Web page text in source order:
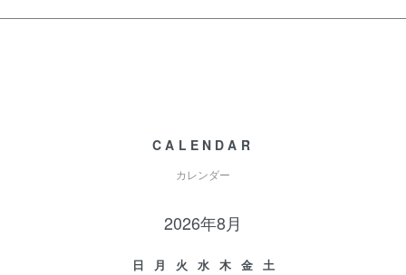
CALENDAR
カレンダー
2026年8月
日 月 火 水 木 金
土